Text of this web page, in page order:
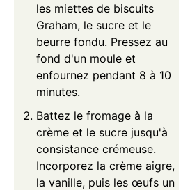
les miettes de biscuits
Graham, le sucre et le
beurre fondu. Pressez au
fond d'un moule et
enfournez pendant 8 à 10
minutes.
Battez le fromage à la
crème et le sucre jusqu'à
consistance crémeuse.
Incorporez la crème aigre,
la vanille, puis les œufs un